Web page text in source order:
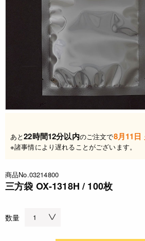
あと22時間12分以内のご注文で8月11日
※諸事情により遅れることがございます。
商品No.03214800
三方袋 OX-1318H / 100枚
数量